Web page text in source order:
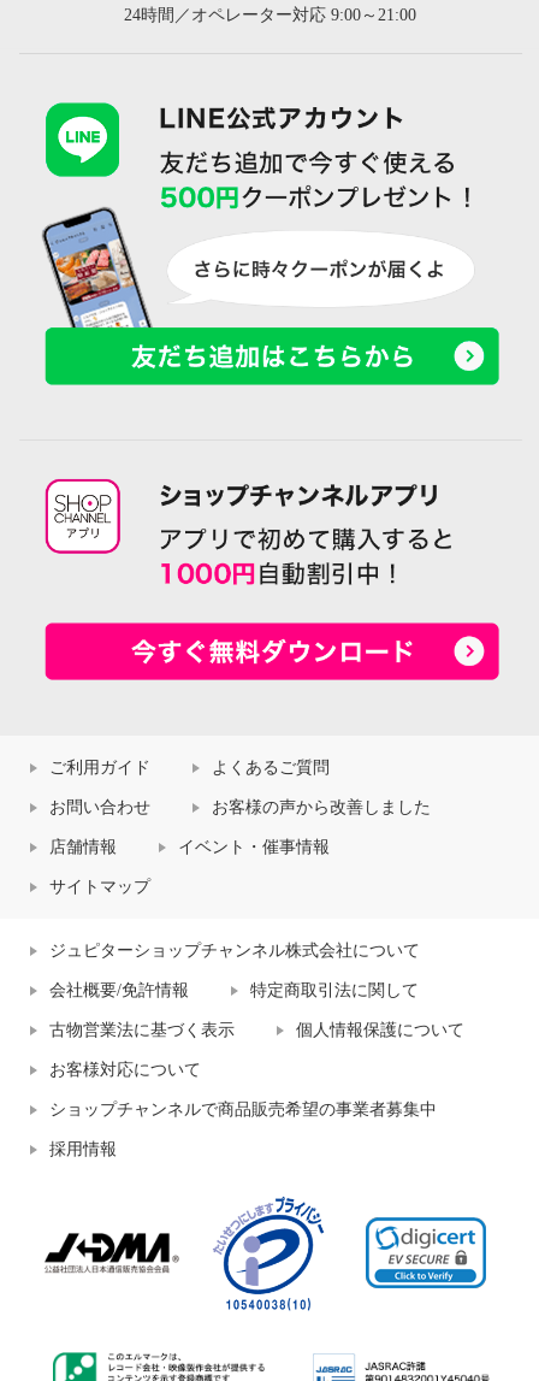
24時間／オペレーター対応 9:00～21:00
ご利用ガイド よくあるご質問
お問い合わせ お客様の声から改善しました
店舗情報 イベント・催事情報
サイトマップ
ジュピターショップチャンネル株式会社について
会社概要/免許情報 特定商取引法に関して
古物営業法に基づく表示 個人情報保護について
お客様対応について
ショップチャンネルで商品販売希望の事業者募集中
採用情報